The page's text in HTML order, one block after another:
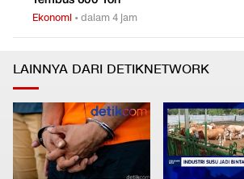
Ekonomi •dalam 4 jam
LAINNYA DARI DETIKNETWORK